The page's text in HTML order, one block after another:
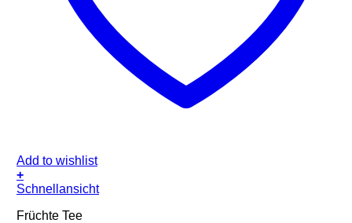
Add to wishlist
+
Schnellansicht
Früchte Tee